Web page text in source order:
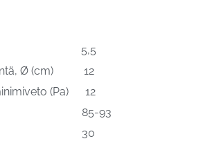
5,5
Ø (cm) 12
(Pa) 12
(cm) 85-93
(cm) 30